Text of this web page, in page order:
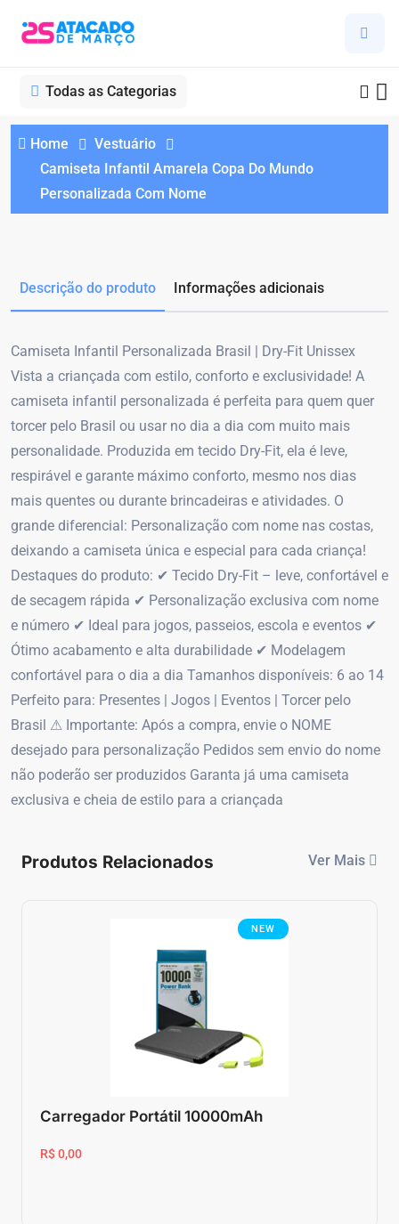
Todas as Categorias
Home
Vestuário
Camiseta Infantil Amarela Copa Do Mundo
Personalizada Com Nome
Descrição do produto Informações adicionais
Camiseta Infantil Personalizada Brasil | Dry-Fit Unissex
Vista a criançada com estilo, conforto e exclusividade! A
camiseta infantil personalizada é perfeita para quem quer
torcer pelo Brasil ou usar no dia a dia com muito mais
personalidade. Produzida em tecido Dry-Fit, ela é leve,
respirável e garante máximo conforto, mesmo nos dias
mais quentes ou durante brincadeiras e atividades. O
grande diferencial: Personalização com nome nas costas,
deixando a camiseta única e especial para cada criança!
Destaques do produto: ✔ Tecido Dry-Fit – leve, confortável e
de secagem rápida ✔ Personalização exclusiva com nome
e número ✔ Ideal para jogos, passeios, escola e eventos ✔
Ótimo acabamento e alta durabilidade ✔ Modelagem
confortável para o dia a dia Tamanhos disponíveis: 6 ao 14
Perfeito para: Presentes | Jogos | Eventos | Torcer pelo
Brasil ⚠ Importante: Após a compra, envie o NOME
desejado para personalização Pedidos sem envio do nome
não poderão ser produzidos Garanta já uma camiseta
exclusiva e cheia de estilo para a criançada
Produtos Relacionados Ver Mais
NEW
Carregador Portátil 10000mAh
R$ 0,00